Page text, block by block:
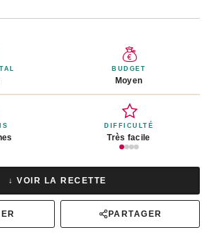
BUDGET
Moyen
DIFFICULTÉ
Très facile
↓ VOIR LA RECETTE
PARTAGER